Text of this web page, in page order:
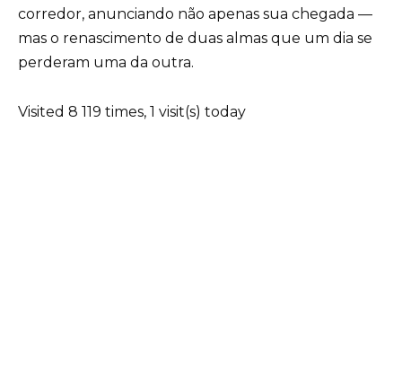
corredor, anunciando não apenas sua chegada —
mas o renascimento de duas almas que um dia se
perderam uma da outra.
Visited 8 119 times, 1 visit(s) today